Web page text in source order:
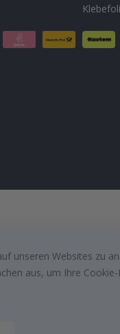
unseren Websites zu
aus, um Ihre